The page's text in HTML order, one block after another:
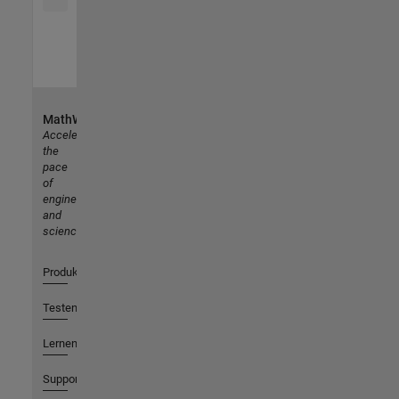
MathWorks
Accelerating
the
pace
of
engineering
and
science
Produkte
Testen oder Kaufen
Lernen
Support